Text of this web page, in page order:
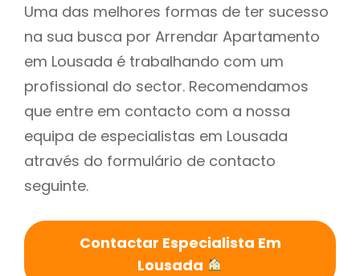
Uma das melhores formas de ter sucesso
na sua busca por Arrendar Apartamento
em Lousada é trabalhando com um
profissional do sector. Recomendamos
que entre em contacto com a nossa
equipa de especialistas em Lousada
através do formulário de contacto
seguinte.
Contactar Especialista Em
Lousada